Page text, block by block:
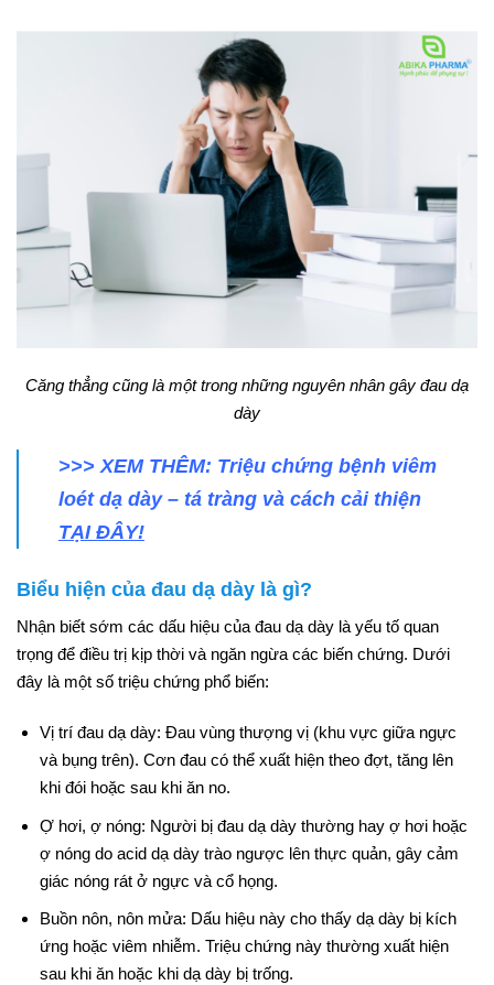
Căng thẳng cũng là một trong những nguyên nhân gây đau dạ
dày
>>> XEM THÊM: Triệu chứng bệnh viêm
loét dạ dày – tá tràng và cách cải thiện
TẠI ĐÂY!
Biểu hiện của đau dạ dày là gì?
Nhận biết sớm các dấu hiệu của đau dạ dày là yếu tố quan
trọng để điều trị kịp thời và ngăn ngừa các biến chứng. Dưới
đây là một số triệu chứng phổ biến:
Vị trí đau dạ dày: Đau vùng thượng vị (khu vực giữa ngực
và bụng trên). Cơn đau có thể xuất hiện theo đợt, tăng lên
khi đói hoặc sau khi ăn no.
Ợ hơi, ợ nóng: Người bị đau dạ dày thường hay ợ hơi hoặc
ợ nóng do acid dạ dày trào ngược lên thực quản, gây cảm
giác nóng rát ở ngực và cổ họng.
Buồn nôn, nôn mửa: Dấu hiệu này cho thấy dạ dày bị kích
ứng hoặc viêm nhiễm. Triệu chứng này thường xuất hiện
sau khi ăn hoặc khi dạ dày bị trống.